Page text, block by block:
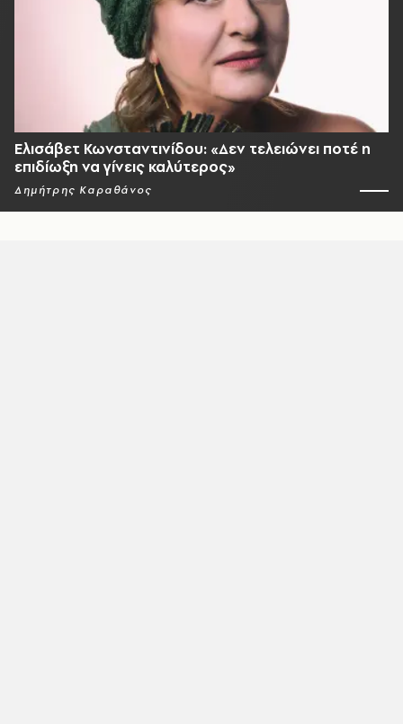
Ελισάβετ Κωνσταντινίδου: «Δεν τελειώνει ποτέ η
επιδίωξη να γίνεις καλύτερος»
Δημήτρης Καραθάνος